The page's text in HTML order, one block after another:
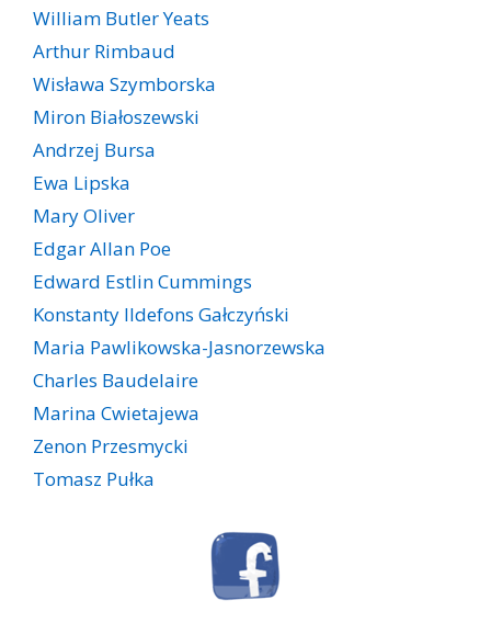
William Butler Yeats
Arthur Rimbaud
Wisława Szymborska
Miron Białoszewski
Andrzej Bursa
Ewa Lipska
Mary Oliver
Edgar Allan Poe
Edward Estlin Cummings
Konstanty Ildefons Gałczyński
Maria Pawlikowska-Jasnorzewska
Charles Baudelaire
Marina Cwietajewa
Zenon Przesmycki
Tomasz Pułka